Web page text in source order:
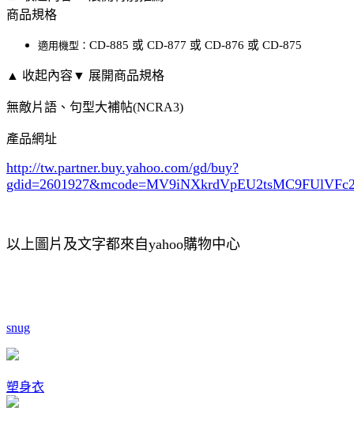
商品規格
適用機型： CD-885 或 CD-877 或 CD-876 或 CD-875
▲ 收起內容▼ 展開商品規格
無敵片語、句型大補帖(NCRA3)
產品網址
http://tw.partner.buy.yahoo.com/gd/buy?
gdid=2601927
以上圖片及文字都來自yahoo購物中心
snug
塑身衣